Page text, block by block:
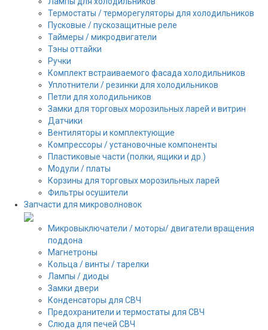
Термостаты / терморегуляторы для холодильников
Пусковые / пускозащитные реле
Таймеры / микродвигатели
Тэны оттайки
Ручки
Комплект встраиваемого фасада холодильников
Уплотнители / резинки для холодильников
Петли для холодильников
Замки для торговых морозильных ларей и витрин
Датчики
Вентиляторы и комплектующие
Компрессоры / установочные компоненты
Пластиковые части (полки, ящики и др.)
Модули / платы
Корзины для торговых морозильных ларей
Фильтры осушители
Запчасти для микроволновок
Микровыключатели / моторы/ двигатели вращения
поддона
Магнетроны
Кольца / винты / тарелки
Лампы / диоды
Замки двери
Конденсаторы для СВЧ
Предохранители и термостаты для СВЧ
Слюда для печей СВЧ